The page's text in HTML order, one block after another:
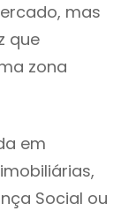
mas
que
zona
em
Social ou